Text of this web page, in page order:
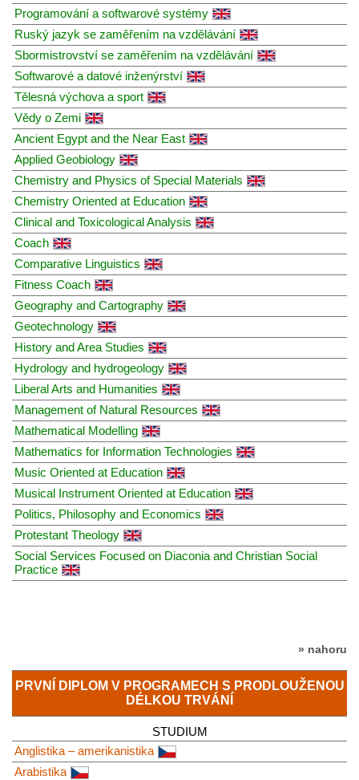
Programování a softwarové systémy
Ruský jazyk se zaměřením na vzdělávání
Sbormistrovství se zaměřením na vzdělávání
Softwarové a datové inženýrství
Tělesná výchova a sport
Vědy o Zemi
Ancient Egypt and the Near East
Applied Geobiology
Chemistry and Physics of Special Materials
Chemistry Oriented at Education
Clinical and Toxicological Analysis
Coach
Comparative Linguistics
Fitness Coach
Geography and Cartography
Geotechnology
History and Area Studies
Hydrology and hydrogeology
Liberal Arts and Humanities
Management of Natural Resources
Mathematical Modelling
Mathematics for Information Technologies
Music Oriented at Education
Musical Instrument Oriented at Education
Politics, Philosophy and Economics
Protestant Theology
Social Services Focused on Diaconia and Christian Social
Practice
» nahoru
PRVNÍ DIPLOM V PROGRAMECH S PRODLOUŽENOU
DÉLKOU TRVÁNÍ
STUDIUM
Anglistika – amerikanistika
Arabistika